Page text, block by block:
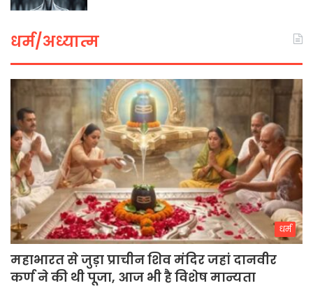
धर्म/अध्यात्म
धर्म
महाभारत से जुड़ा प्राचीन शिव मंदिर जहां दानवीर
कर्ण ने की थी पूजा, आज भी है विशेष मान्यता